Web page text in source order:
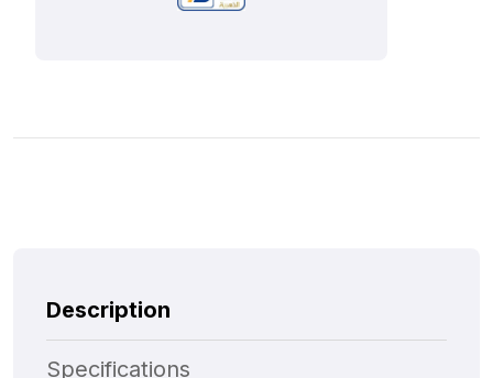
Description
Specifications